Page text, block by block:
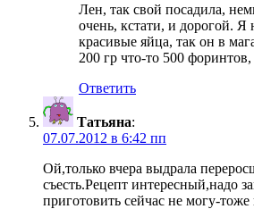
Лен, так свой посадила,
очень, кстати, и дорогой. Я
красивые яйца, так он в
200 гр что-то 500 форинтов,
Ответить
Татьяна:
07.07.2012 в 6:42 пп
Ой,только вчера выдрала
съесть.Рецепт интересный,надо
приготовить сейчас не могу-